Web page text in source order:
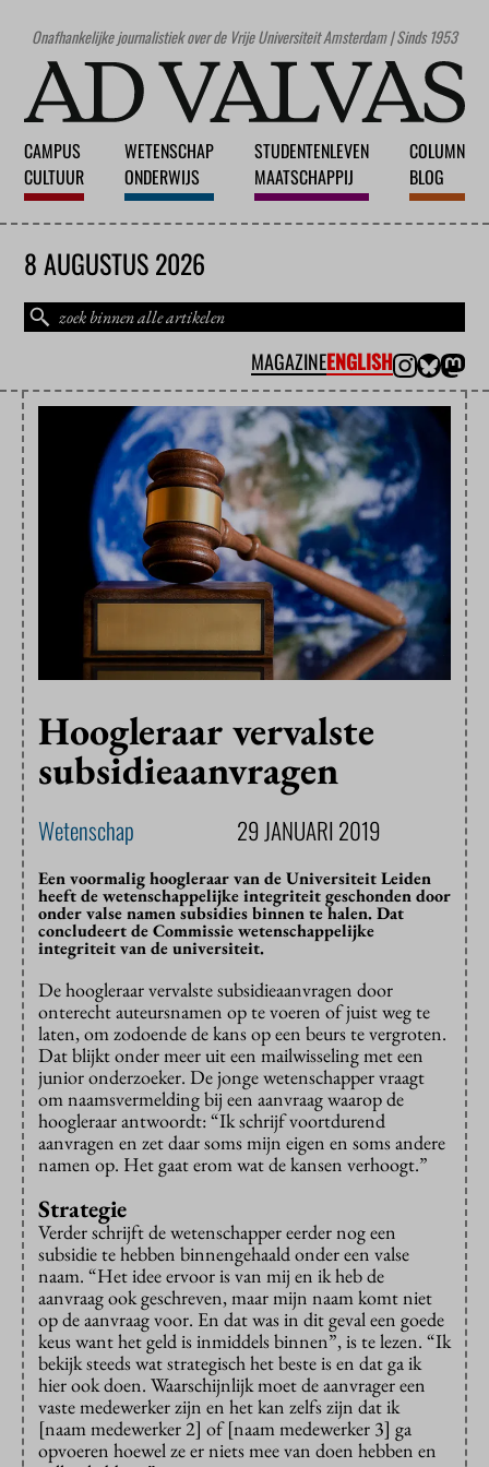
Onafhankelijke journalistiek over de Vrije Universiteit Amsterdam | Sinds 1953
CAMPUS
CULTUUR
WETENSCHAP
ONDERWIJS
STUDENTENLEVEN
MAATSCHAPPIJ
COLUMN
BLOG
8 AUGUSTUS 2026
MAGAZINEENGLISH
Hoogleraar vervalste
subsidieaanvragen
Wetenschap 29 JANUARI 2019
Een voormalig hoogleraar van de Universiteit Leiden
heeft de wetenschappelijke integriteit geschonden door
onder valse namen subsidies binnen te halen. Dat
concludeert de Commissie wetenschappelijke
integriteit van de universiteit.
De hoogleraar vervalste subsidieaanvragen door
onterecht auteursnamen op te voeren of juist weg te
laten, om zodoende de kans op een beurs te vergroten.
Dat blijkt onder meer uit een mailwisseling met een
junior onderzoeker. De jonge wetenschapper vraagt
om naamsvermelding bij een aanvraag waarop de
hoogleraar antwoordt: “Ik schrijf voortdurend
aanvragen en zet daar soms mijn eigen en soms andere
namen op. Het gaat erom wat de kansen verhoogt.”
Strategie
Verder schrijft de wetenschapper eerder nog een
subsidie te hebben binnengehaald onder een valse
naam. “Het idee ervoor is van mij en ik heb de
aanvraag ook geschreven, maar mijn naam komt niet
op de aanvraag voor. En dat was in dit geval een goede
keus want het geld is inmiddels binnen”, is te lezen. “Ik
bekijk steeds wat strategisch het beste is en dat ga ik
hier ook doen. Waarschijnlijk moet de aanvrager een
vaste medewerker zijn en het kan zelfs zijn dat ik
[naam medewerker 2] of [naam medewerker 3] ga
opvoeren hoewel ze er niets mee van doen hebben en